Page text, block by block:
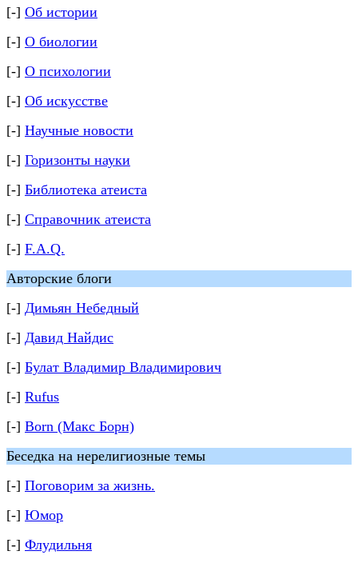
[-] Об истории
[-] О биологии
[-] О психологии
[-] Об искусстве
[-] Научные новости
[-] Горизонты науки
[-] Библиотека атеиста
[-] Справочник атеиста
[-] F.A.Q.
Авторские блоги
[-] Димьян Небедный
[-] Давид Найдис
[-] Булат Владимир Владимирович
[-] Rufus
[-] Born (Макс Борн)
Беседка на нерелигиозные темы
[-] Поговорим за жизнь.
[-] Юмор
[-] Флудильня